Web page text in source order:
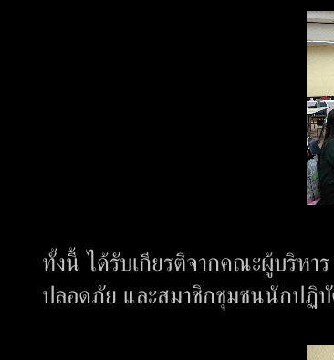
ทั้งนี้ ได้รับเกียรติจากคณะผู้บริหา
ปลอดภัย และสมาชิกชุมชนนักปฏิ